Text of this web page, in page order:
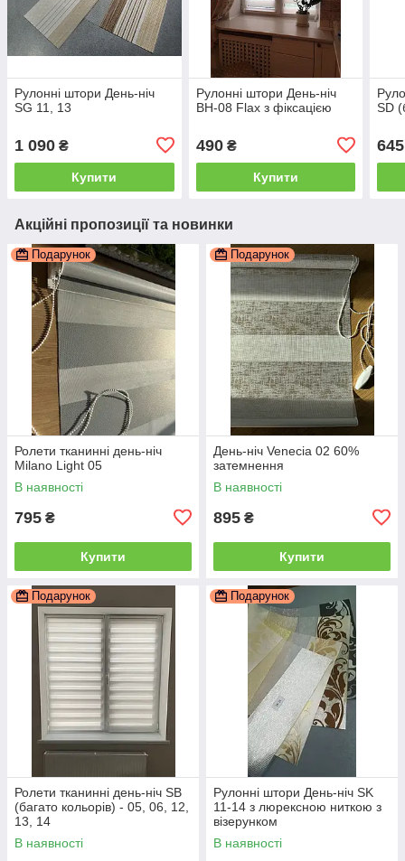
Рулонні штори День-ніч
SG 11, 13
1 090 ₴
Купити
Рулонні штори День-ніч
ВН-08 Flax з фіксацією
490₴
Купити
SD
645
Акційні пропозиції та новинки
Подарунок
Ролети тканинні день-ніч
Milano Light 05
В наявності
795 ₴
Купити
Подарунок
День-ніч Venecia 02 60%
затемнення
В наявності
895 ₴
Купити
Подарунок
Ролети тканинні день-ніч SB
(багато кольорів) - 05, 06, 12,
13, 14
В наявності
Подарунок
Рулонні штори День-ніч SK
11-14 з люрексною ниткою з
візерунком
В наявності